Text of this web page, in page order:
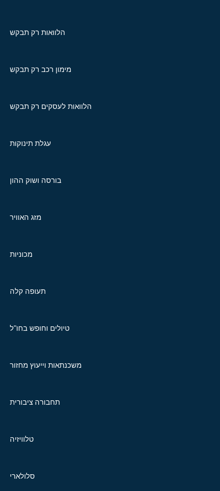
הלוואות רק תבקש
מימון רכב רק תבקש
הלוואות לעסקים רק תבקש
עגלת תינוקות
בורסה ושוק ההון
מזג האוויר
מכוניות
תעופה קלה
טיולים וחופש בחו"ל
משכנתאות וייעוץ מחזור
תחבורה ציבורית
טלוויזיה
סלולארי